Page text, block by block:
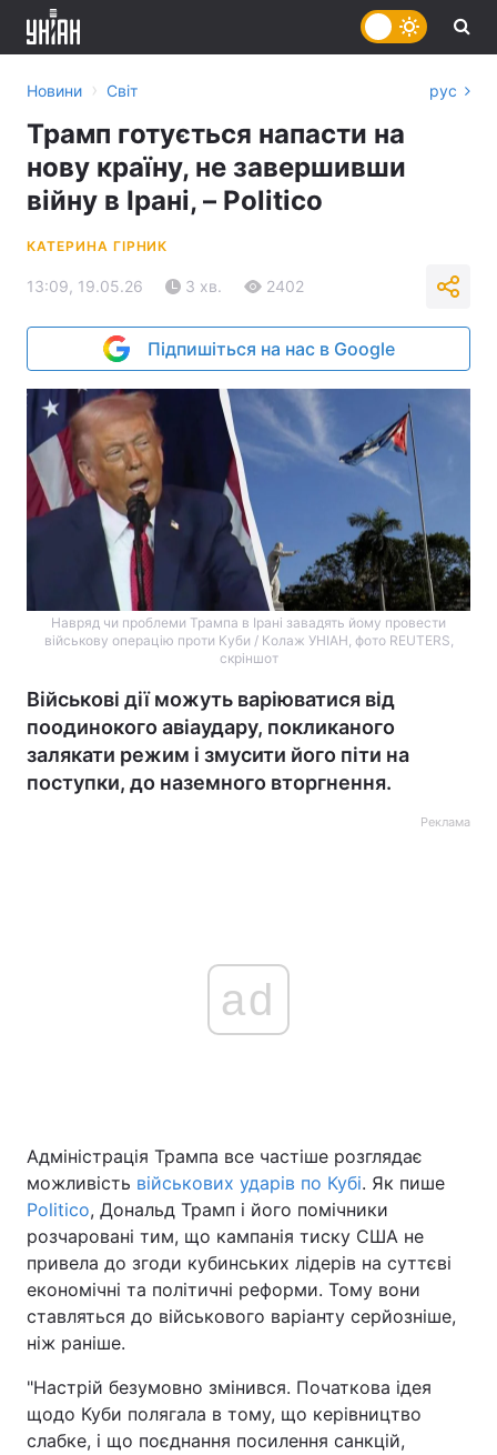
Економіка Світ
Спорт Наука
Техно і зв'язок Лайт
Здоров'я Туризм
Цікавинки
Новини › Світ рус
Трамп готується напасти на
нову країну, не завершивши
війну в Ірані, – Politico
КАТЕРИНА ГІРНИК
13:09, 19.05.26 3 хв. 2402
Підпишіться на нас в Google
Навряд чи проблеми Трампа в Ірані завадять йому провести
військову операцію проти Куби / Колаж УНІАН, фото REUTERS,
скріншот
Військові дії можуть варіюватися від
поодинокого авіаудару, покликаного
залякати режим і змусити його піти на
поступки, до наземного вторгнення.
Реклама
ad
Адміністрація Трампа все частіше розглядає
можливість військових ударів по Кубі. Як пише
Politico, Дональд Трамп і його помічники
розчаровані тим, що кампанія тиску США не
привела до згоди кубинських лідерів на суттєві
економічні та політичні реформи. Тому вони
ставляться до військового варіанту серйозніше,
ніж раніше.
"Настрій безумовно змінився. Початкова ідея
щодо Куби полягала в тому, що керівництво
слабке, і що поєднання посилення санкцій,